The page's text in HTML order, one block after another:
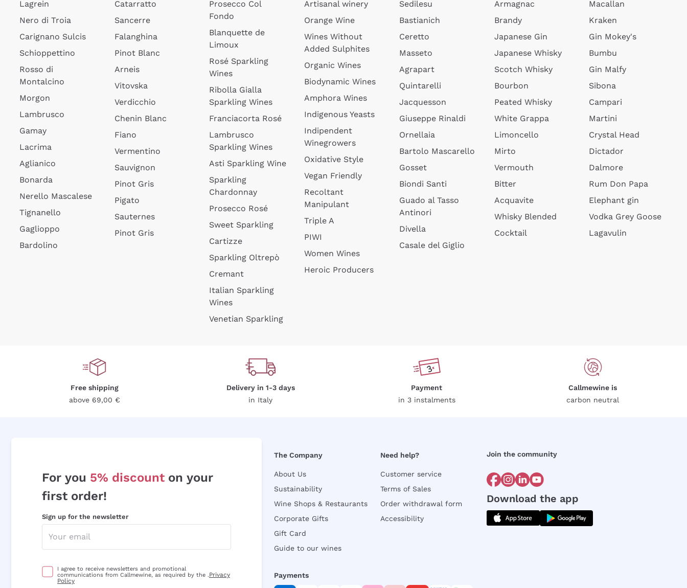
Lagrein
Nero di Troia
Carignano Sulcis
Schioppettino
Rosso di
Montalcino
Morgon
Lambrusco
Gamay
Lacrima
Aglianico
Bonarda
Nerello Mascalese
Tignanello
Gaglioppo
Bardolino
Catarratto
Sancerre
Falanghina
Pinot Blanc
Arneis
Vitovska
Verdicchio
Chenin Blanc
Fiano
Vermentino
Sauvignon
Pinot Gris
Pigato
Sauternes
Pinot Gris
Prosecco Col
Fondo
Blanquette de
Limoux
Rosé Sparkling
Wines
Ribolla Gialla
Sparkling Wines
Franciacorta Rosé
Lambrusco
Sparkling Wines
Asti Sparkling Wine
Sparkling
Chardonnay
Prosecco Rosé
Sweet Sparkling
Cartizze
Sparkling Oltrepò
Cremant
Italian Sparkling
Wines
Venetian Sparkling
Artisanal winery
Orange Wine
Wines Without
Added Sulphites
Organic Wines
Biodynamic Wines
Amphora Wines
Indigenous Yeasts
Indipendent
Winegrowers
Oxidative Style
Vegan Friendly
Recoltant
Manipulant
Triple A
PIWI
Women Wines
Heroic Producers
Sedilesu
Bastianich
Ceretto
Masseto
Agrapart
Quintarelli
Jacquesson
Giuseppe Rinaldi
Ornellaia
Bartolo Mascarello
Gosset
Biondi Santi
Guado al Tasso
Antinori
Divella
Casale del Giglio
Armagnac
Brandy
Japanese Gin
Japanese Whisky
Scotch Whisky
Bourbon
Peated Whisky
White Grappa
Limoncello
Mirto
Vermouth
Bitter
Acquavite
Whisky Blended
Cocktail
Macallan
Kraken
Gin Mokey's
Bumbu
Gin Malfy
Sibona
Campari
Martini
Crystal Head
Dictador
Dalmore
Rum Don Papa
Elephant gin
Vodka Grey Goose
Lagavulin
Free shipping
above 69,00 €
Delivery in 1-3 days
in Italy
Payment
in 3 instalments
Callmewine is
carbon neutral
For you 5% discount on your
first order!
Sign up for the newsletter
I agree to receive newsletters and promotional
communications from Callmewine, as required by the .Privacy
Policy
The Company
About Us
Sustainability
Wine Shops & Restaurants
Corporate Gifts
Gift Card
Guide to our wines
Need help?
Customer service
Terms of Sales
Order withdrawal form
Accessibility
Join the community
Download the app
Payments